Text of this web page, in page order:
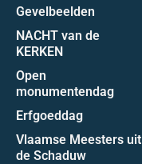
Gevelbeelden
NACHT van de
KERKEN
Open
monumentendag
Erfgoeddag
Vlaamse Meesters uit
de Schaduw